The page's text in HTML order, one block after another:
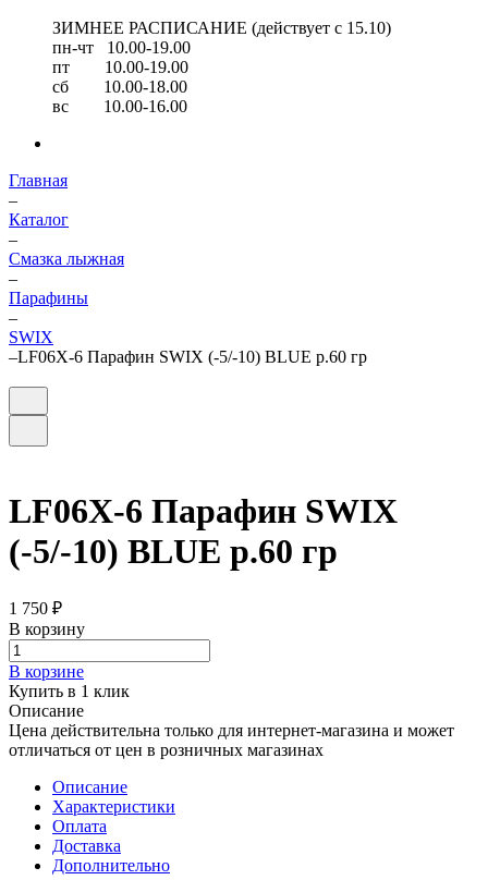
ЗИМНЕЕ РАСПИСАНИЕ (действует с 15.10)
пн-чт 10.00-19.00
пт 10.00-19.00
сб 10.00-18.00
вс 10.00-16.00
Главная
–
Каталог
–
Смазка лыжная
–
Парафины
–
SWIX
–LF06X-6 Парафин SWIX (-5/-10) BLUE р.60 гр
LF06X-6 Парафин SWIX
(-5/-10) BLUE р.60 гр
1 750 ₽
В корзину
В корзине
Купить в 1 клик
Описание
Цена действительна только для интернет-магазина и может
отличаться от цен в розничных магазинах
Описание
Характеристики
Оплата
Доставка
Дополнительно